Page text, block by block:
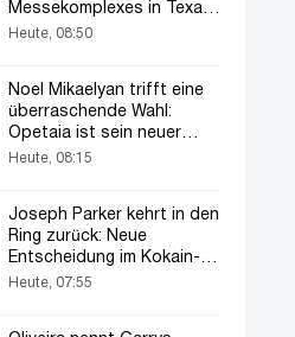
Messekomplexes in Texas
errichtet
Heute, 08:50
Noel Mikaelyan trifft eine
überraschende Wahl:
Opetaia ist sein neuer
Gegner
Heute, 08:15
Joseph Parker kehrt in den
Ring zurück: Neue
Entscheidung im Kokain-
Fall
Heute, 07:55